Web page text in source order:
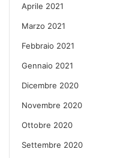
Aprile 2021
Marzo 2021
Febbraio 2021
Gennaio 2021
Dicembre 2020
Novembre 2020
Ottobre 2020
Settembre 2020